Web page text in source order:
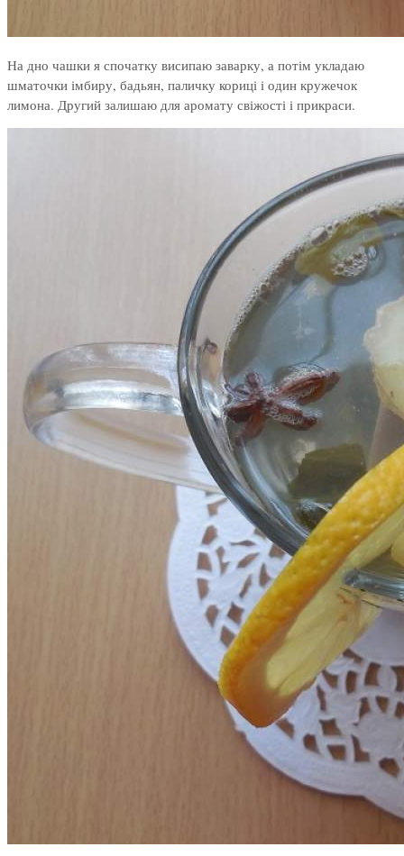
На дно чашки я спочатку висипаю заварку, а потім укладаю
шматочки імбиру, бадьян, паличку кориці і один кружечок
лимона. Другий залишаю для аромату свіжості і прикраси.